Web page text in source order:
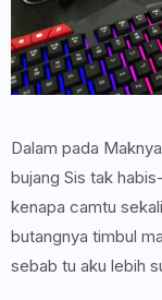
Dalam pada
bujang Sis tak
kenapa camtu
butangnya timbul
sebab tu aku lebih